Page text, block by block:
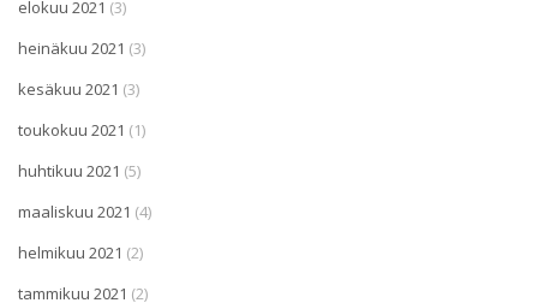
elokuu 2021 (3)
heinäkuu 2021 (3)
kesäkuu 2021 (3)
toukokuu 2021 (1)
huhtikuu 2021 (5)
maaliskuu 2021 (4)
helmikuu 2021 (2)
tammikuu 2021 (2)